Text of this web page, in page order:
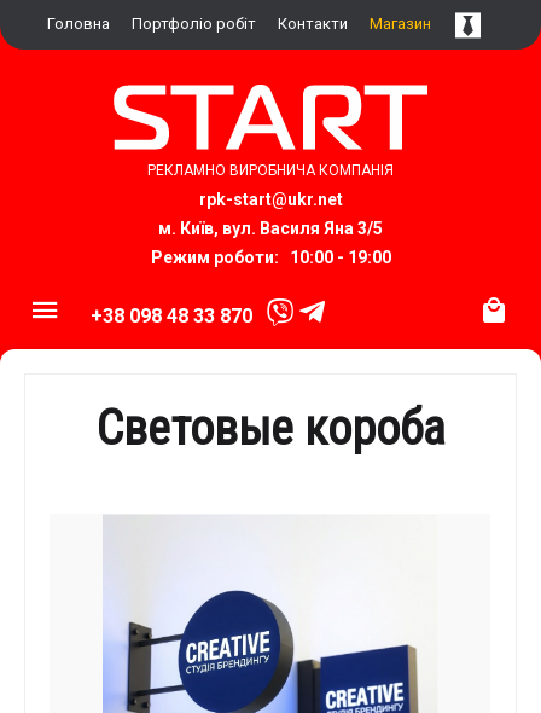
Головна Портфоліо робіт Контакти Магазин
РЕКЛАМНО ВИРОБНИЧА КОМПАНІЯ
rpk-start@ukr.net​
м. Київ, вул. Василя Яна 3/5
Режим роботи: 10:00 - 19:00
+38 098 48 33 870
Световые короба